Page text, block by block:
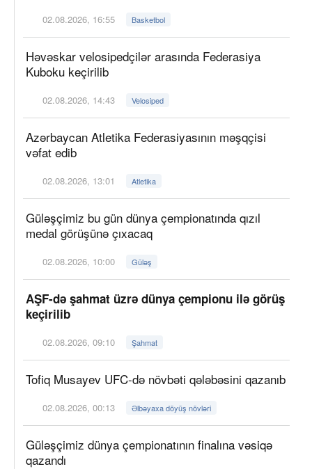
02.08.2026, 16:55 Basketbol
Həvəskar velosipedçilər arasında Federasiya
Kuboku keçirilib
02.08.2026, 14:43 Velosiped
Azərbaycan Atletika Federasiyasının məşqçisi
vəfat edib
02.08.2026, 13:01 Atletika
Güləşçimiz bu gün dünya çempionatında qızıl
medal görüşünə çıxacaq
02.08.2026, 10:00 Güləş
AŞF-də şahmat üzrə dünya çempionu ilə görüş
keçirilib
02.08.2026, 09:10 Şahmat
Tofiq Musayev UFC-də növbəti qələbəsini qazanıb
02.08.2026, 00:13 Əlbəyaxa döyüş növləri
Güləşçimiz dünya çempionatının finalına vəsiqə
qazandı